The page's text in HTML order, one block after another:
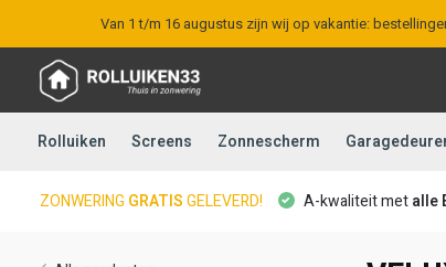
Van 1 t/m 16 augustus zijn wij op vakantie:
Rolluiken Screens Zonnescherm
ZONWERING GRATISGELEVERD! A-kwaliteit metalle